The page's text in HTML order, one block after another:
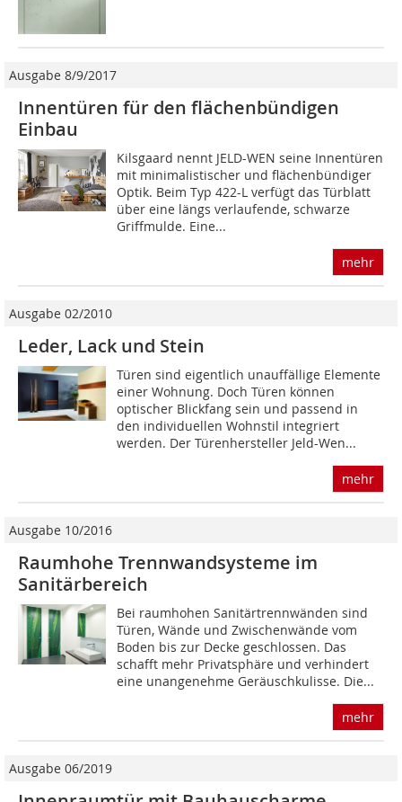
Ausgabe 8/9/2017
Innentüren für den flächenbündigen
Einbau
Kilsgaard nennt JELD-WEN seine Innentüren
mit minimalistischer und flächenbündiger
Optik. Beim Typ 422-L verfügt das Türblatt
über eine längs verlaufende, schwarze
Griffmulde. Eine...
mehr
Ausgabe 02/2010
Leder, Lack und Stein
Türen sind eigentlich unauffällige Elemente
einer Wohnung. Doch Türen können
optischer Blickfang sein und passend in
den individuellen Wohnstil integriert
werden. Der Türenhersteller Jeld-Wen...
mehr
Ausgabe 10/2016
Raumhohe Trennwandsysteme im
Sanitärbereich
Bei raumhohen Sanitärtrennwänden sind
Türen, Wände und Zwischenwände vom
Boden bis zur Decke geschlossen. Das
schafft mehr Privatsphäre und verhindert
eine unangenehme Geräuschkulisse. Die...
mehr
Ausgabe 06/2019